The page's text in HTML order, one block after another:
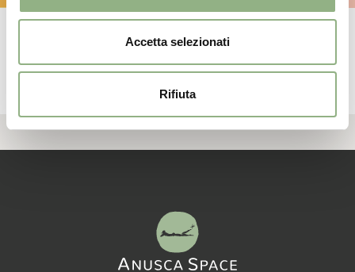
Accetta selezionati
Rifiuta
UN TUFFO E UN BOCCONE